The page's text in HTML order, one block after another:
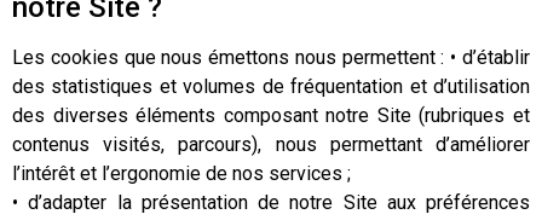
notre Site ?
Les cookies que nous émettons nous permettent : • d’établir
des statistiques et volumes de fréquentation et d’utilisation
des diverses éléments composant notre Site (rubriques et
contenus visités, parcours), nous permettant d’améliorer
l’intérêt et l’ergonomie de nos services ;
• d’adapter la présentation de notre Site aux préférences